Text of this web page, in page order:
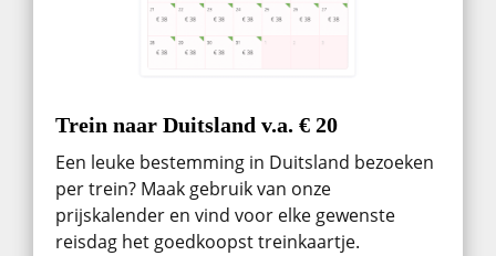
Trein naar Duitsland v.a. € 20
Een leuke bestemming in Duitsland bezoeken
per trein? Maak gebruik van onze
prijskalender en vind voor elke gewenste
reisdag het goedkoopst treinkaartje.